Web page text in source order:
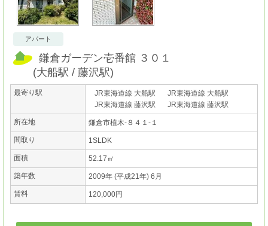
アパート
鎌倉ガーデン壱番館 ３０１
(大船駅 藤沢駅)
最寄り駅 JR東海道線 大船駅
JR東海道線 大船駅
JR東海道線 藤沢駅
JR東海道線 藤沢駅
所在地 鎌倉市植木-８４１-１
間取り 1SLDK
面積 52.17㎡
築年数 2009年 (平成21年) 6月
賃料 120,000円